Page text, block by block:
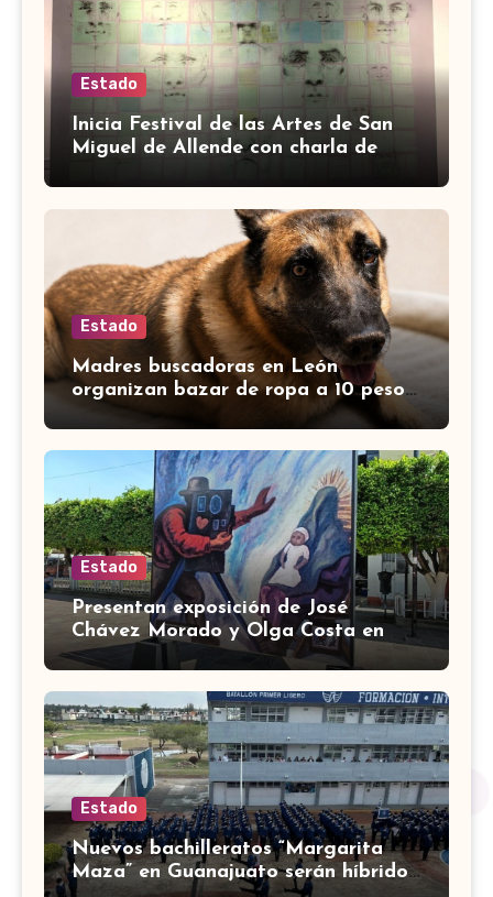
Estado
Inicia Festival de las Artes de San
Miguel de Allende con charla de
Estado
Madres buscadoras en León
organizan bazar de ropa a 10 pesos;
muchos se unen para apoyar
Estado
Presentan exposición de José
Chávez Morado y Olga Costa en
Plaza Libertad de Silao
Estado
Nuevos bachilleratos “Margarita
Maza” en Guanajuato serán híbridos